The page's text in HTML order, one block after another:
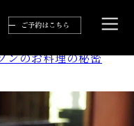
ンのお料理の秘密